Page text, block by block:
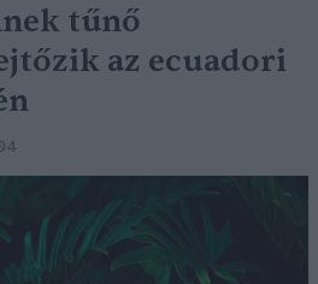
tűnő
az ecuadori